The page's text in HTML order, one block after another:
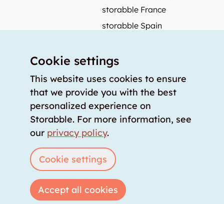
storabble France
storabble Spain
Press coverage
How to calculate the size of a storage room?
How much does a storage room cost?
For storage providers
Login List storage room
Copyright © 2026 storabble|privacy policy
Cookie settings
This website uses cookies to ensure
that we provide you with the best
personalized experience on
Storabble. For more information, see
our privacy policy.
Cookie settings
Accept all cookies